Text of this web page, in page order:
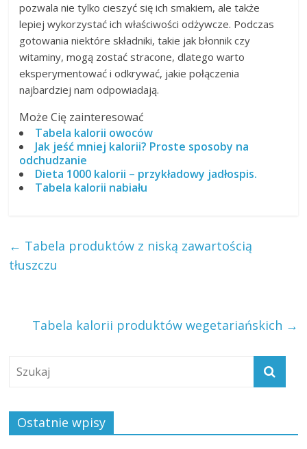
pozwala nie tylko cieszyć się ich smakiem, ale także
lepiej wykorzystać ich właściwości odżywcze. Podczas
gotowania niektóre składniki, takie jak błonnik czy
witaminy, mogą zostać stracone, dlatego warto
eksperymentować i odkrywać, jakie połączenia
najbardziej nam odpowiadają.
Może Cię zainteresować
Tabela kalorii owoców
Jak jeść mniej kalorii? Proste sposoby na
odchudzanie
Dieta 1000 kalorii – przykładowy jadłospis.
Tabela kalorii nabiału
← Tabela produktów z niską zawartością
tłuszczu
Tabela kalorii produktów wegetariańskich →
Ostatnie wpisy